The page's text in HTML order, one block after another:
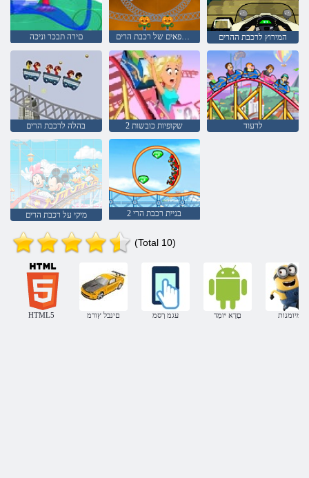
םירה תבכר וניכה רוחות רפאים של רכבת הרים המירוץ לרכבת ההרים
בהלה לרכבת הרים שקופיות כובשות 2 לרעוד
מיקי על רכבת הרים בניית רכבת הרי 2
(Total 10)
HTML5 םינבל ץורמ עגמ ךסמ םָדָא יּומְד מיומנות